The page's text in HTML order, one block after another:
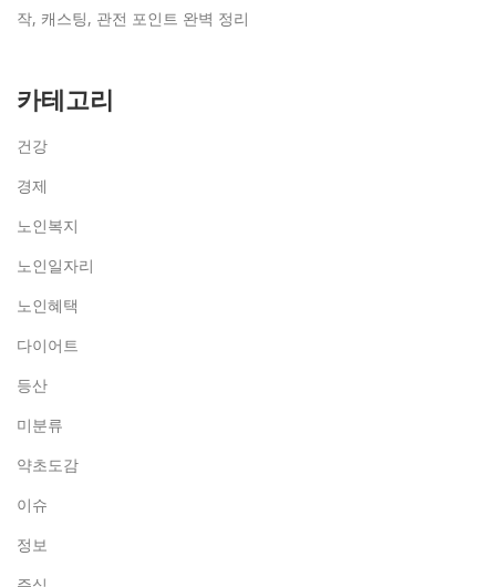
작, 캐스팅, 관전 포인트 완벽 정리
카테고리
건강
경제
노인복지
노인일자리
노인혜택
다이어트
등산
미분류
약초도감
이슈
정보